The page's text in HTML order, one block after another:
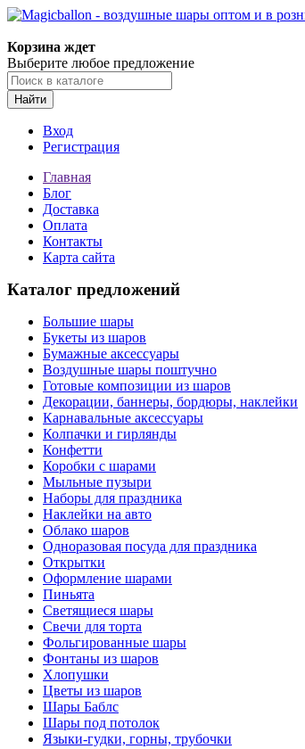
Корзина ждет
Выберите любое предложение
Найти
Вход
Регистрация
Главная
Блог
Доставка
Оплата
Контакты
Карта сайта
Каталог предложений
Большие шары
Букеты из шаров
Бумажные аксессуары
Воздушные шары поштучно
Готовые композиции из шаров
Декорации, баннеры, бордюры, наклейки
Карнавальные аксессуары
Колпачки и гирлянды
Конфетти
Коробки с шарами
Мыльные пузыри
Наборы для праздника
Наклейки на авто
Облако шаров
Одноразовая посуда для праздника
Открытки
Оформление шарами
Пиньята
Светящиеся шары
Свечи для торта
Фольгированные шары
Фонтаны из шаров
Хлопушки
Цветы из шаров
Шары Баблс
Шары под потолок
Языки-гудки, горны, трубочки